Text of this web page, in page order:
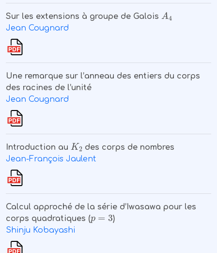
Sur les extensions à groupe de Galois A
Jean Cougnard
Une remarque sur l’anneau des entiers du corps
des racines de l’unité
Jean Cougnard
Introduction au K2 des corps de nombres
Jean-François Jaulent
Calcul approché de la série d’Iwasawa pour les
corps quadratiques (
)
Shinju Kobayashi